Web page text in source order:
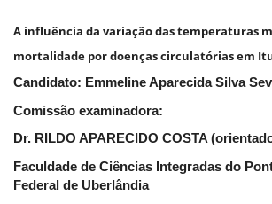
A influência da variação das temperaturas
mortalidade por doenças circulatórias em
Candidato: Emmeline Aparecida Silva
Comissão examinadora:
Dr. RILDO APARECIDO COSTA
Faculdade de Ciências Integradas do
Federal de Uberlândia